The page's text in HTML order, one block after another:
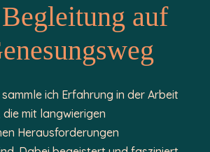
auf
sammle ich Erfahrung in der Arbeit
die mit langwierigen
Herausforderungen